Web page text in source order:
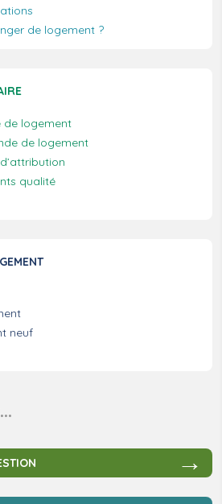
de logement ?
de logement
de logement
qualité
neuf
→